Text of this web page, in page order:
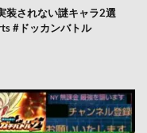
装されない謎キャラ2選
#ドッカンバトル